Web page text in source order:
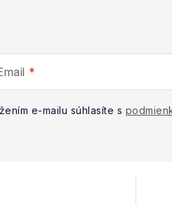
e-mailu súhlasíte s